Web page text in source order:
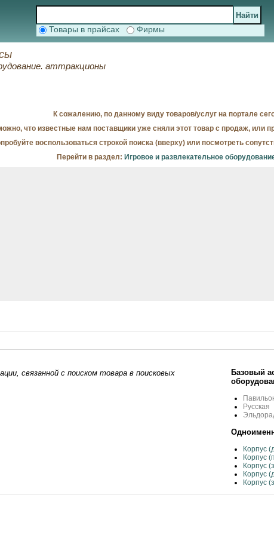
Товары в прайсах Фирмы
аттракционы
К сожалению, по данному виду товаров/услуг на портале
что известные нам поставщики уже сняли этот товар с продаж, или
воспользоваться строкой поиска (вверху) или посмотреть
Перейти в раздел: Игровое и развлекательное
связанной с поиском товара в поисковых
Базовый
Русская
Корпус
Корпус
Корпус
Корпус
Корпус